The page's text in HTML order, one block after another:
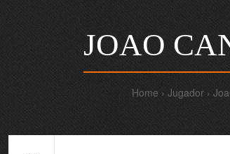
JOAO
Home Jugador